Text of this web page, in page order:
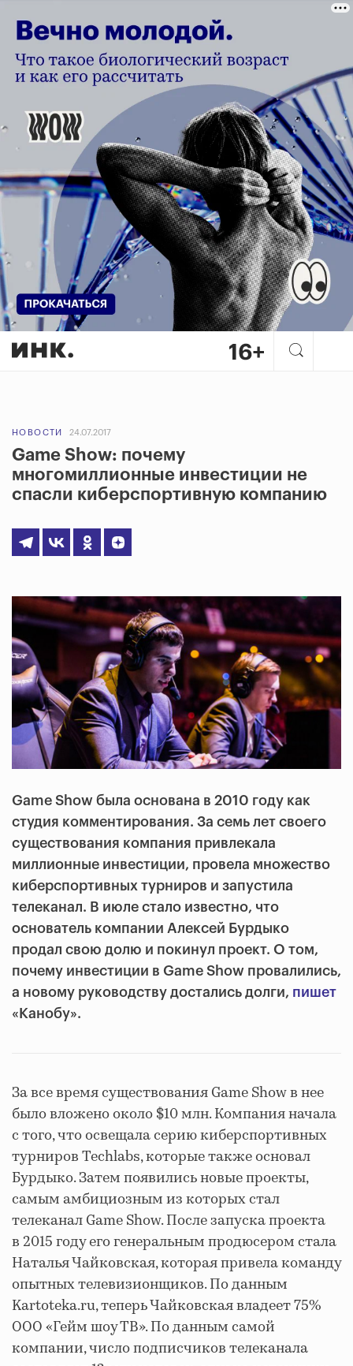
НОВОСТИ 24.07.2017
Game Show: почему
многомиллионные инвестиции не
спасли киберспортивную компанию
Game Show была основана в 2010 году как
студия комментирования. За семь лет своего
существования компания привлекала
миллионные инвестиции, провела множество
киберспортивных турниров и запустила
телеканал. В июле стало известно, что
основатель компании Алексей Бурдыко
продал свою долю и покинул проект. О том,
почему инвестиции в Game Show провалились,
а новому руководству достались долги, пишет
«Канобу».
За все время существования Game Show в нее
было вложено около $10 млн. Компания начала
с того, что освещала серию киберспортивных
турниров Techlabs, которые также основал
Бурдыко. Затем появились новые проекты,
самым амбициозным из которых стал
телеканал Game Show. После запуска проекта
в 2015 году его генеральным продюсером стала
Наталья Чайковская, которая привела команду
опытных телевизионщиков. По данным
Kartoteka.ru, теперь Чайковская владеет 75%
ООО «Гейм шоу ТВ». По данным самой
компании, число подписчиков телеканала